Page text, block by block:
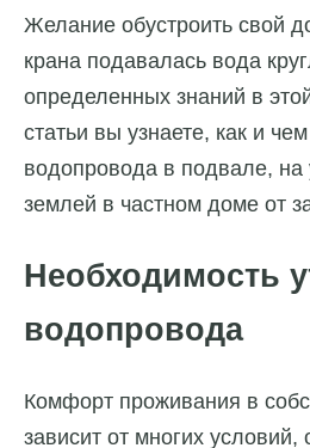
Желание обустроить свой
крана подавалась вода
определенных знаний в
статьи вы узнаете, как и
водопровода в подвале,
землей в частном доме от
Необходимость
водопровода
Комфорт проживания в
зависит от многих условий,